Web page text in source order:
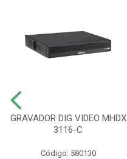
GRAVADOR DIG VIDEO MHDX
3116-C
Código: 580130